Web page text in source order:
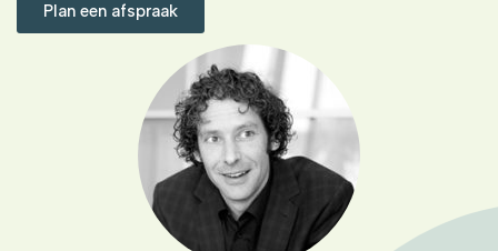
Plan een afspraak